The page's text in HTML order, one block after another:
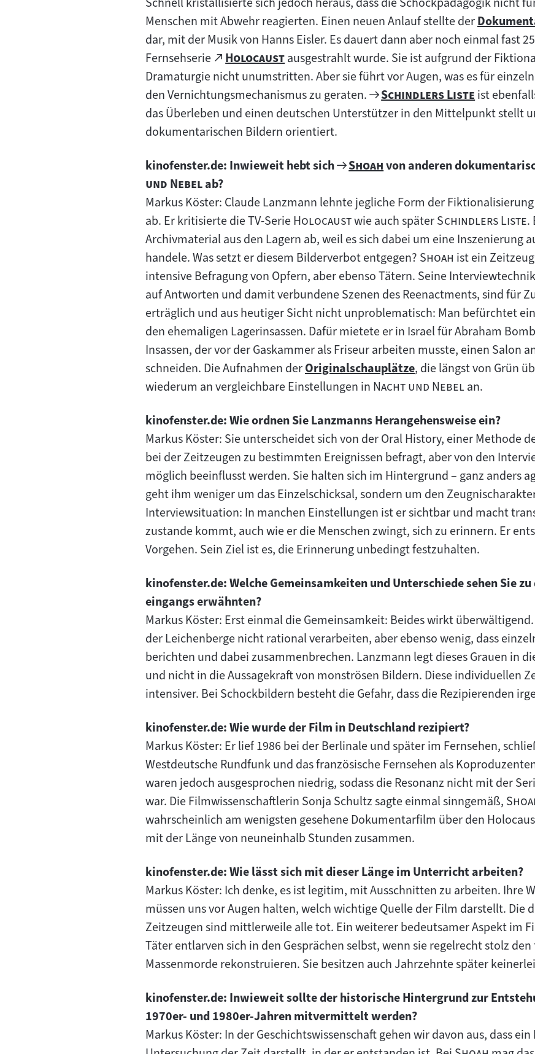
Menschen mit Abwehr reagierten. Einen neuen Anlauf stellte derZum
Inhalt:
dar, mit der Musik von Hanns Eisler. Es dauert dann aber noch einmal fast
Fernsehserie " Zum
externen
Inhalt:
Holocaust
(öffnet
im
neuen
Tab)
"ausgestrahlt wurde. Sie ist aufgrund der
Dramaturgie nicht unumstritten. Aber sie führt vor Augen, was es für
den Vernichtungsmechanismus zu geraten.
Zum
Filmarchiv:
"
Schindlers Liste "
ist
das Überleben und einen deutschen Unterstützer in den Mittelpunkt stellt
dokumentarischen Bildern orientiert.
kinofenster.de: Inwieweit hebt sich
Zum
"
Shoah"
von anderen
und Nebel"ab?
Markus Köster: Claude Lanzmann lehnte jegliche Form der
ab. Er kritisierte die TV-Serie"
Holocaust"wie auch später"
Schindlers Liste".
Archivmaterial aus den Lagern ab, weil es sich dabei um eine Inszenierung
handele. Was setzt er diesem Bilderverbot entgegen? "
Shoah "ist ein
intensive Befragung von Opfern, aber ebenso Tätern. Seine
auf Antworten und damit verbundene Szenen des Reenactments, sind für
erträglich und aus heutiger Sicht nicht unproblematisch: Man befürchtet
den ehemaligen Lagerinsassen. Dafür mietete er in Israel für Abraham
Insassen, der vor der Gaskammer als Friseur arbeiten musste, einen Salon
schneiden. Die Aufnahmen derZum
Inhalt:
Originalschauplätze, die längst von Grün
wiederum an vergleichbare Einstellungen in "
Nacht und Nebel"
an.
kinofenster.de: Wie ordnen Sie Lanzmanns Herangehensweise ein?
Markus Köster: Sie unterscheidet sich von der Oral History, einer Methode
bei der Zeitzeugen zu bestimmten Ereignissen befragt, aber von den
möglich beeinflusst werden. Sie halten sich im Hintergrund – ganz anders
geht ihm weniger um das Einzelschicksal, sondern um den
Interviewsituation: In manchen Einstellungen ist er sichtbar und macht
zustande kommt, auch wie er die Menschen zwingt, sich zu erinnern. Er
Vorgehen. Sein Ziel ist es, die Erinnerung unbedingt festzuhalten.
kinofenster.de: Welche Gemeinsamkeiten und Unterschiede sehen Sie
eingangs erwähnten?
Markus Köster: Erst einmal die Gemeinsamkeit: Beides wirkt
der Leichenberge nicht rational verarbeiten, aber ebenso wenig, dass
berichten und dabei zusammenbrechen. Lanzmann legt dieses Grauen in
und nicht in die Aussagekraft von monströsen Bildern. Diese individuellen
intensiver. Bei Schockbildern besteht die Gefahr, dass die Rezipierenden
kinofenster.de: Wie wurde der Film in Deutschland rezipiert?
Markus Köster: Er lief 1986 bei der Berlinale und später im Fernsehen,
Westdeutsche Rundfunk und das französische Fernsehen als
waren jedoch ausgesprochen niedrig, sodass die Resonanz nicht mit der
war. Die Filmwissenschaftlerin Sonja Schultz sagte einmal sinngemäß, "
wahrscheinlich am wenigsten gesehene Dokumentarfilm über den
mit der Länge von neuneinhalb Stunden zusammen.
kinofenster.de: Wie lässt sich mit dieser Länge im Unterricht arbeiten?
Markus Köster: Ich denke, es ist legitim, mit Ausschnitten zu arbeiten. Ihre
müssen uns vor Augen halten, welch wichtige Quelle der Film darstellt. Die
Zeitzeugen sind mittlerweile alle tot. Ein weiterer bedeutsamer Aspekt im
Täter entlarven sich in den Gesprächen selbst, wenn sie regelrecht stolz
Massenmorde rekonstruieren. Sie besitzen auch Jahrzehnte später
kinofenster.de: Inwieweit sollte der historische Hintergrund zur
1970er- und 1980er-Jahren mitvermittelt werden?
Markus Köster: In der Geschichtswissenschaft gehen wir davon aus, dass